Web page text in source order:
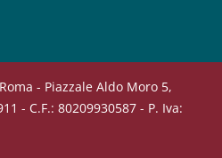
- Piazzale Aldo Moro 5,
- C.F.: 80209930587 - P. Iva: